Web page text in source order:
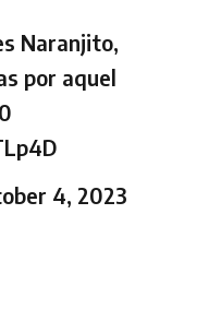
Naranjito,
por aquel
4, 2023